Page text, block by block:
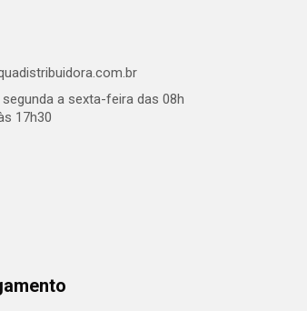
a sexta-feira das 08h
17h30